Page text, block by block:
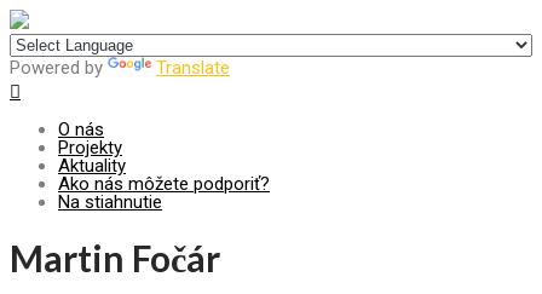
Powered by Translate
O nás
Projekty
Aktuality
Ako nás môžete podporiť?
Na stiahnutie
Martin Fočár